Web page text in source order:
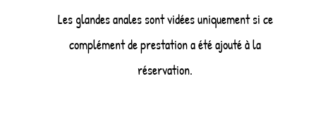
Les glandes anales sont vidées uniquement si ce
complément de prestation a été ajouté à la
réservation.